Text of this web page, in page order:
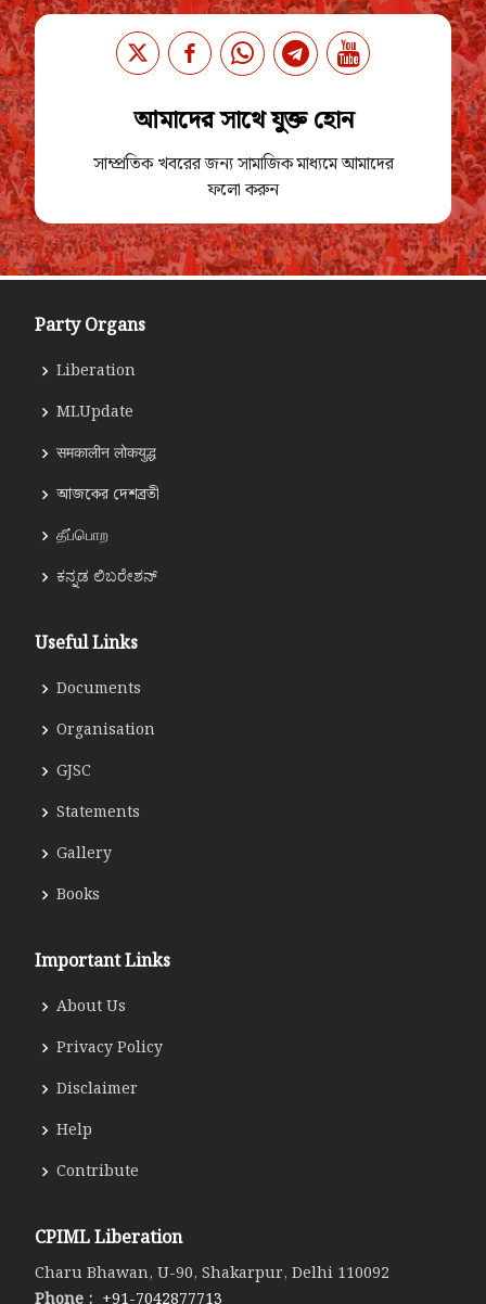
আমাদের সাথে যুক্ত হোন
সাম্প্রতিক খবরের জন্য সামাজিক মাধ্যমে আমাদের
ফলো করুন
Party Organs
Liberation
MLUpdate
समकालीन लोकयुद्ध
আজকের দেশব্রতী
தீப்பொற
ಕನ್ನಡ ಲಿಬರೇಶನ್
Useful Links
Documents
Organisation
GJSC
Statements
Gallery
Books
Important Links
About Us
Privacy Policy
Disclaimer
Help
Contribute
CPIML Liberation
Charu Bhawan, U-90, Shakarpur, Delhi 110092
Phone : +91-7042877713